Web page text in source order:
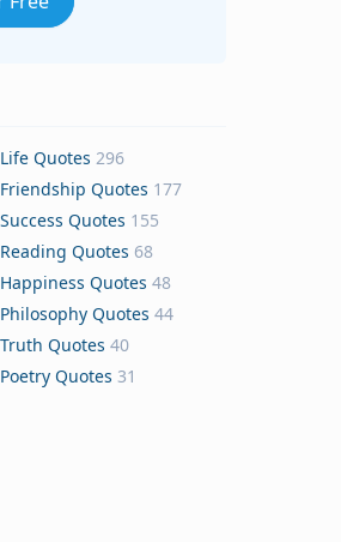
Life Quotes 296
Friendship Quotes 177
Success Quotes 155
Reading Quotes 68
Happiness Quotes 48
Philosophy Quotes 44
Truth Quotes 40
Poetry Quotes 31